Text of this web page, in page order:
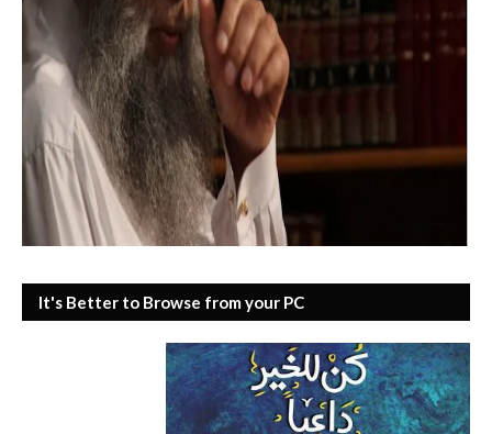
It's Better to Browse from your PC